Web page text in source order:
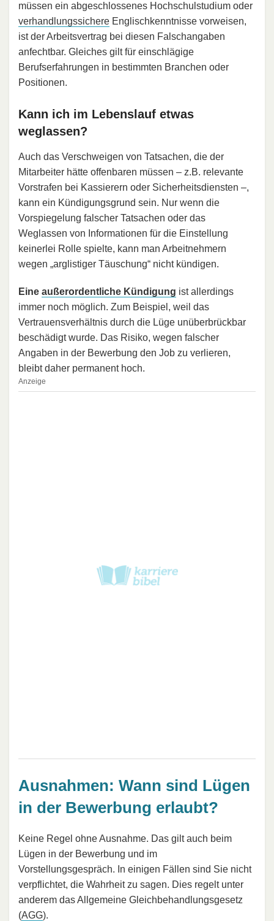
müssen ein abgeschlossenes Hochschulstudium oder
verhandlungssichere Englischkenntnisse vorweisen,
ist der Arbeitsvertrag bei diesen Falschangaben
anfechtbar. Gleiches gilt für einschlägige
Berufserfahrungen in bestimmten Branchen oder
Positionen.
Kann ich im Lebenslauf etwas
weglassen?
Auch das Verschweigen von Tatsachen, die der
Mitarbeiter hätte offenbaren müssen – z.B. relevante
Vorstrafen bei Kassierern oder Sicherheitsdiensten –,
kann ein Kündigungsgrund sein. Nur wenn die
Vorspiegelung falscher Tatsachen oder das
Weglassen von Informationen für die Einstellung
keinerlei Rolle spielte, kann man Arbeitnehmern
wegen „arglistiger Täuschung“ nicht kündigen.
Eine außerordentliche Kündigung ist allerdings
immer noch möglich. Zum Beispiel, weil das
Vertrauensverhältnis durch die Lüge unüberbrückbar
beschädigt wurde. Das Risiko, wegen falscher
Angaben in der Bewerbung den Job zu verlieren,
bleibt daher permanent hoch.
Anzeige
Ausnahmen: Wann sind Lügen
in der Bewerbung erlaubt?
Keine Regel ohne Ausnahme. Das gilt auch beim
Lügen in der Bewerbung und im
Vorstellungsgespräch. In einigen Fällen sind Sie nicht
verpflichtet, die Wahrheit zu sagen. Dies regelt unter
anderem das Allgemeine Gleichbehandlungsgesetz
(AGG).